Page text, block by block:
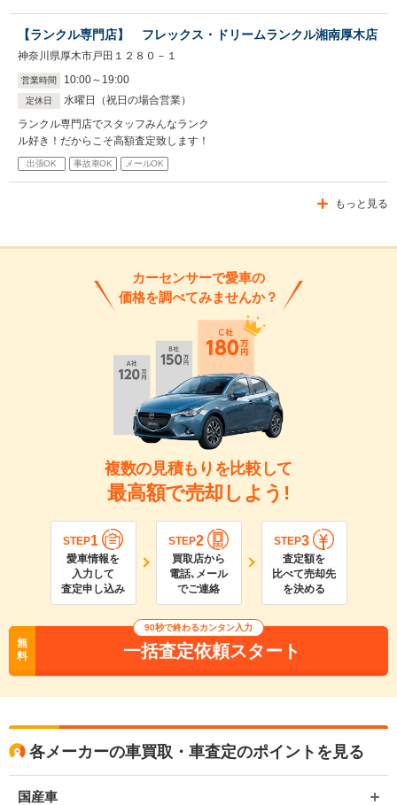
【ランクル専門店】 フレックス・ドリームランクル湘南厚木店
神奈川県厚木市戸田１２８０－１
営業時間 10:00～ 19:00
定休日
水曜日（祝日の場合営業）
ランクル専門店でスタッフみんなランク
ル好き！だからこそ高額査定致します！
出張OK 事故車OK メールOK
もっと見る
カーセンサーで愛車の
価格を調べてみませんか？
複数の見積もりを比較して
最高額で売却しよう!
STEP1
愛車情報を
入力して
査定申し込み
STEP2
買取店から
電話､メール
でご連絡
STEP3
査定額を
比べて売却先
を決める
無
料
90秒で終わるカンタン入力
一括査定依頼スタート
各メーカーの車買取・車査定のポイントを見る
国産車